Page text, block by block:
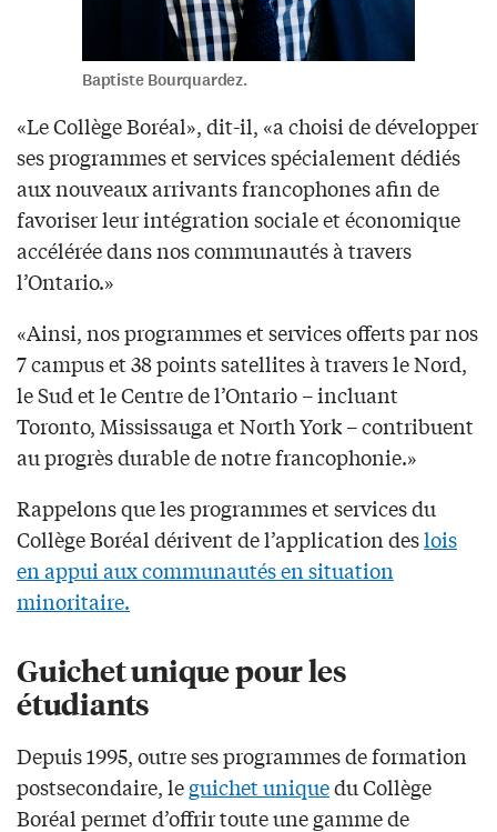
Baptiste Bourquardez.
«Le Collège Boréal», dit-il, «a choisi de développer
ses programmes et services spécialement dédiés
aux nouveaux arrivants francophones afin de
favoriser leur intégration sociale et économique
accélérée dans nos communautés à travers
l’Ontario.»
«Ainsi, nos programmes et services offerts par nos
7 campus et 38 points satellites à travers le Nord,
le Sud et le Centre de l’Ontario – incluant
Toronto, Mississauga et North York – contribuent
au progrès durable de notre francophonie.»
Rappelons que les programmes et services du
Collège Boréal dérivent de l’application deslois
en appui aux communautés en situation
minoritaire.
Guichet unique pour les
étudiants
Depuis 1995, outre ses programmes de formation
postsecondaire, leguichet uniquedu Collège
Boréal permet d’offrir toute une gamme de